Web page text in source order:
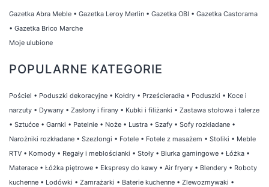
Gazetka Abra Meble • Gazetka Leroy Merlin • Gazetka OBI • Gazetka Castorama
• Gazetka Brico Marche
Moje ulubione
POPULARNE KATEGORIE
Pościel • Poduszki dekoracyjne • Kołdry • Prześcieradła • Poduszki • Koce i
narzuty • Dywany • Zasłony i firany • Kubki i filiżanki • Zastawa stołowa i talerze
• Sztućce • Garnki • Patelnie • Noże • Lustra • Szafy • Sofy rozkładane •
Narożniki rozkładane • Szezlongi • Fotele • Fotele z masażem • Stoliki • Meble
RTV • Komody • Regały i meblościanki • Stoły • Biurka gamingowe • Łóżka •
Materace • Łóżka piętrowe • Ekspresy do kawy • Air fryery • Blendery • Roboty
kuchenne • Lodówki • Zamrażarki • Baterie kuchenne • Zlewozmywaki •